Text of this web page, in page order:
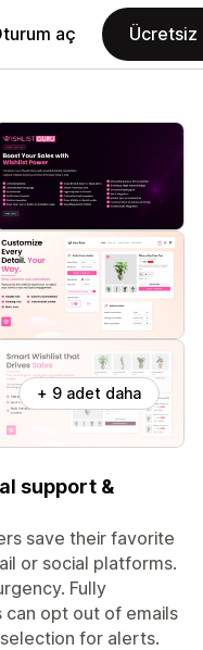
aç Ücretsiz
+ 9 adet daha
support &
save their favorite
or social platforms.
Fully
can opt out of emails
for alerts.